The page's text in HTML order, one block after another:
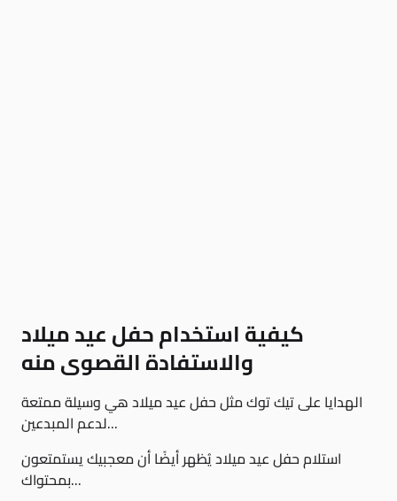
كيفية استخدام حفل عيد ميلاد
والاستفادة القصوى منه
الهدايا على تيك توك مثل حفل عيد ميلاد هي وسيلة ممتعة
لدعم المبدعين...
استلام حفل عيد ميلاد يُظهر أيضًا أن معجبيك يستمتعون
بمحتواك...